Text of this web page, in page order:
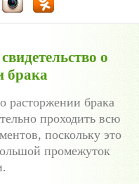
о
брака
расторжении брака
проходить всю
поскольку это
промежуток